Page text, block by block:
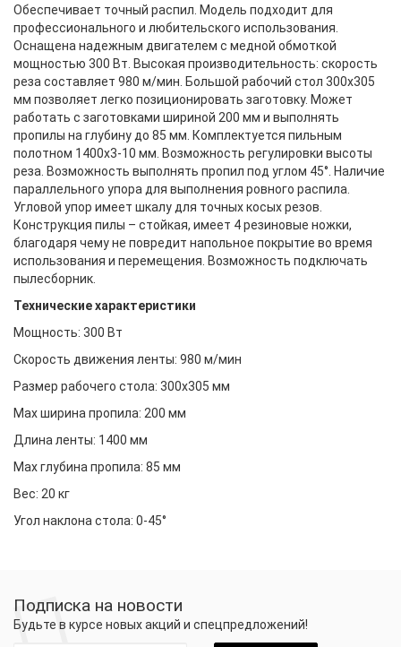
Обеспечивает точный распил. Модель подходит для
профессионального и любительского использования.
Оснащена надежным двигателем с медной обмоткой
мощностью 300 Вт. Высокая производительность: скорость
реза составляет 980 м/мин. Большой рабочий стол 300х305
мм позволяет легко позиционировать заготовку. Может
работать с заготовками шириной 200 мм и выполнять
пропилы на глубину до 85 мм. Комплектуется пильным
полотном 1400х3-10 мм. Возможность регулировки высоты
реза. Возможность выполнять пропил под углом 45°. Наличие
параллельного упора для выполнения ровного распила.
Угловой упор имеет шкалу для точных косых резов.
Конструкция пилы – стойкая, имеет 4 резиновые ножки,
благодаря чему не повредит напольное покрытие во время
использования и перемещения. Возможность подключать
пылесборник.
Технические характеристики
Мощность: 300 Вт
Скорость движения ленты: 980 м/мин
Размер рабочего стола: 300x305 мм
Max ширина пропила: 200 мм
Длина ленты: 1400 мм
Max глубина пропила: 85 мм
Вес: 20 кг
Угол наклона стола: 0-45°
Подписка на новости
Будьте в курсе новых акций и спецпредложений!